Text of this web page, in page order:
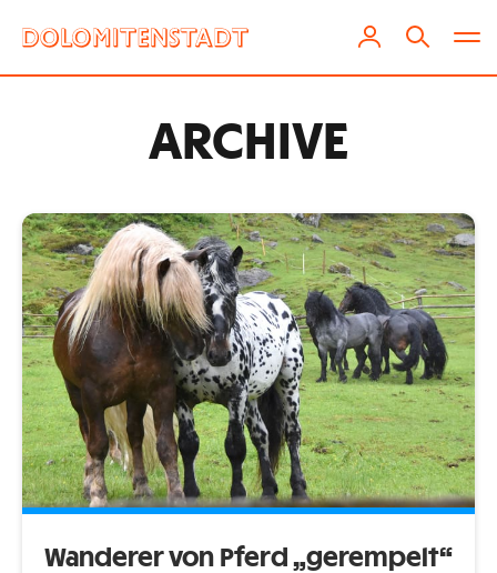
ARCHIVE
Wanderer von Pferd „gerempelt“